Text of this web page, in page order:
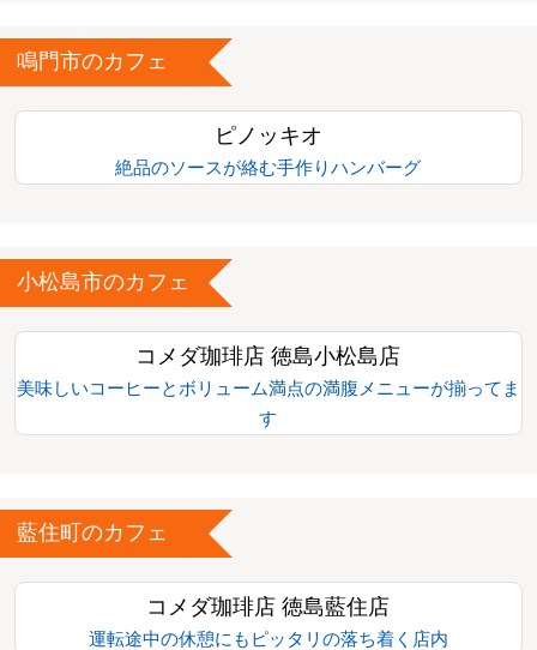
鳴門市のカフェ
ピノッキオ
絶品のソースが絡む手作りハンバーグ
小松島市のカフェ
コメダ珈琲店 徳島小松島店
美味しいコーヒーとボリューム満点の満腹メニューが揃ってま
す
藍住町のカフェ
コメダ珈琲店 徳島藍住店
運転途中の休憩にもピッタリの落ち着く店内